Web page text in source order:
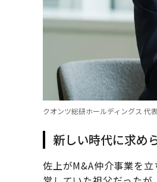
クオンツ総研ホールディングス 代
新しい時代に求め
佐上がM&A仲介事業を